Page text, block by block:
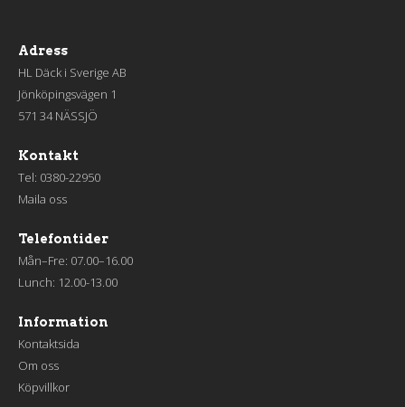
Adress
HL Däck i Sverige AB
Jönköpingsvägen 1
571 34 NÄSSJÖ
Kontakt
Tel: 0380-22950
Maila oss
Telefontider
Mån–Fre: 07.00–16.00
Lunch: 12.00-13.00
Information
Kontaktsida
Om oss
Köpvillkor